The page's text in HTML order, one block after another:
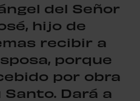
del Señor
hijo de
recibir a
porque
por obra
Dará a